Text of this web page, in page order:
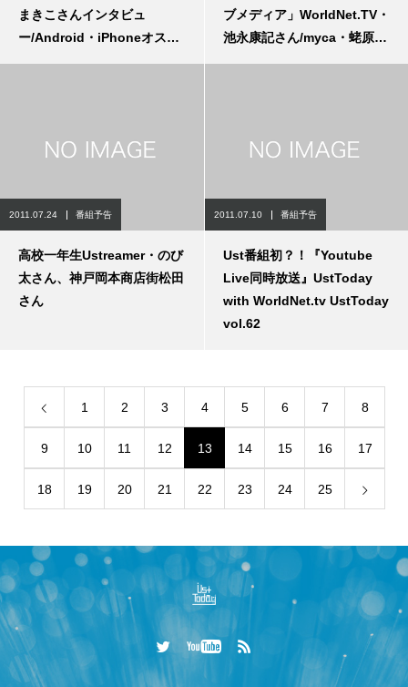
まきこさんインタビュ
ー/Android・iPhoneオスス
ブメディア」WorldNet.TV・
池永康記さん/myca・蛯原天
2011.07.24 番組予告
高校一年生Ustreamer・のび
太さん、神戸岡本商店街松田
さん
2011.07.10 番組予告
Ust番組初？！『Youtube
Live同時放送』UstToday
with WorldNet.tv UstToday
vol.62
1 2 3 4 5 6 7 8
9 10 11 12 13 14 15 16 17
18 19 20 21 22 23 24 25